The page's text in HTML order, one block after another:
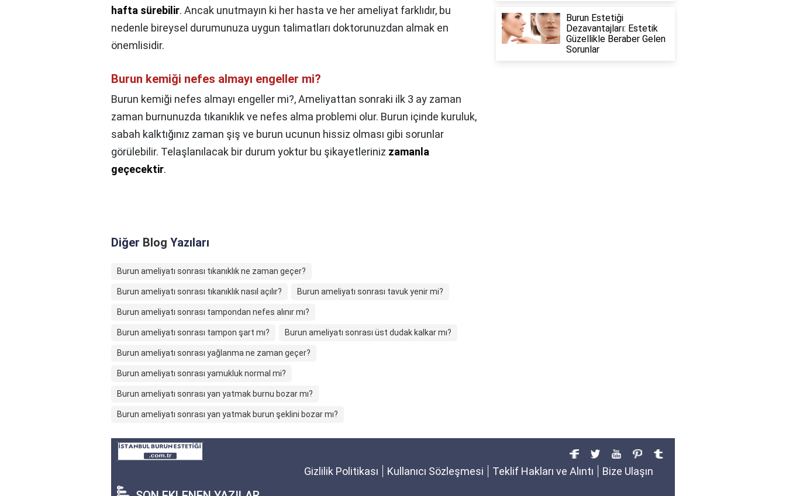
hafta sürebilir. Ancak unutmayın ki her hasta ve her ameliyat farklıdır, bu
nedenle bireysel durumunuza uygun talimatları doktorunuzdan almak en
önemlisidir.
Burun kemiği nefes almayı engeller mi?
Burun kemiği nefes almayı engeller mi?,Ameliyattan sonraki ilk 3 ay zaman
zaman burnunuzda tıkanıklık ve nefes alma problemi olur. Burun içinde kuruluk,
sabah kalktığınız zaman şiş ve burun ucunun hissiz olması gibi sorunlar
görülebilir. Telaşlanılacak bir durum yoktur bu şikayetleriniz zamanla
geçecektir.
Diğer Blog Yazıları
Burun ameliyatı sonrası tıkanıklık ne zaman geçer?
Burun ameliyatı sonrası tıkanıklık nasıl açılır? Burun ameliyatı sonrası tavuk yenir mi?
Burun ameliyatı sonrası tampondan nefes alınır mı?
Burun ameliyatı sonrası tampon şart mı? Burun ameliyatı sonrası üst dudak kalkar mı?
Burun ameliyatı sonrası yağlanma ne zaman geçer?
Burun ameliyatı sonrası yamukluk normal mi?
Burun ameliyatı sonrası yan yatmak burnu bozar mı?
Burun ameliyatı sonrası yan yatmak burun şeklini bozar mı?
Burun Estetiği
Dezavantajları: Estetik
Güzellikle Beraber Gelen
Sorunlar
Gizlilik Politikası Kullanıcı Sözleşmesi Teklif Hakları ve Alıntı Bize Ulaşın